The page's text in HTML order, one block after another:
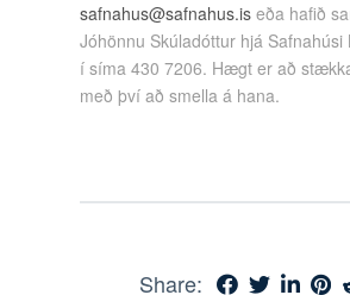
safnahus@safnahus.is eða hafið
Jóhönnu Skúladóttur hjá Safnahúsi
í síma 430 7206. Hægt er að
með því að smella á hana.
Share: